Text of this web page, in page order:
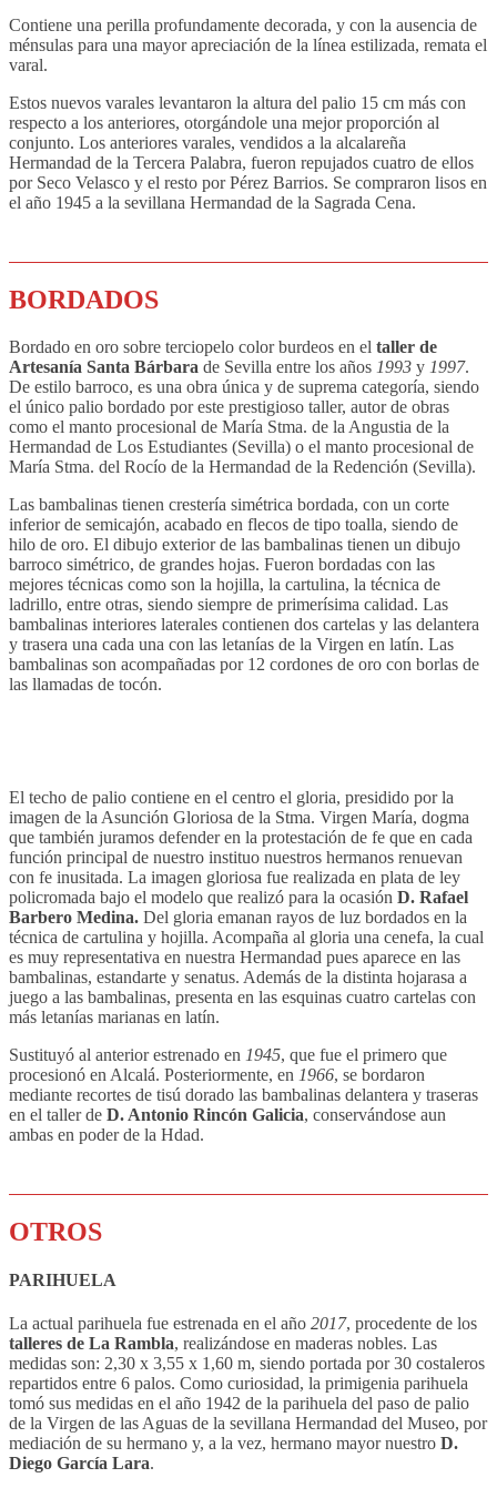
Contiene una perilla profundamente decorada, y con la ausencia de
ménsulas para una mayor apreciación de la línea estilizada, remata el
varal.
Estos nuevos varales levantaron la altura del palio 15 cm más con
respecto a los anteriores, otorgándole una mejor proporción al
conjunto. Los anteriores varales, vendidos a la alcalareña
Hermandad de la Tercera Palabra, fueron repujados cuatro de ellos
por Seco Velasco y el resto por Pérez Barrios. Se compraron lisos en
el año 1945 a la sevillana Hermandad de la Sagrada Cena.
BORDADOS
Bordado en oro sobre terciopelo color burdeos en el taller de
Artesanía Santa Bárbara de Sevilla entre los años 1993 y 1997.
De estilo barroco, es una obra única y de suprema categoría, siendo
el único palio bordado por este prestigioso taller, autor de obras
como el manto procesional de María Stma. de la Angustia de la
Hermandad de Los Estudiantes (Sevilla) o el manto procesional de
María Stma. del Rocío de la Hermandad de la Redención (Sevilla).
Las bambalinas tienen crestería simétrica bordada, con un corte
inferior de semicajón, acabado en flecos de tipo toalla, siendo de
hilo de oro. El dibujo exterior de las bambalinas tienen un dibujo
barroco simétrico, de grandes hojas. Fueron bordadas con las
mejores técnicas como son la hojilla, la cartulina, la técnica de
ladrillo, entre otras, siendo siempre de primerísima calidad. Las
bambalinas interiores laterales contienen dos cartelas y las delantera
y trasera una cada una con las letanías de la Virgen en latín. Las
bambalinas son acompañadas por 12 cordones de oro con borlas de
las llamadas de tocón.
El techo de palio contiene en el centro el gloria, presidido por la
imagen de la Asunción Gloriosa de la Stma. Virgen María, dogma
que también juramos defender en la protestación de fe que en cada
función principal de nuestro instituo nuestros hermanos renuevan
con fe inusitada. La imagen gloriosa fue realizada en plata de ley
policromada bajo el modelo que realizó para la ocasión D. Rafael
Barbero Medina. Del gloria emanan rayos de luz bordados en la
técnica de cartulina y hojilla. Acompaña al gloria una cenefa, la cual
es muy representativa en nuestra Hermandad pues aparece en las
bambalinas, estandarte y senatus. Además de la distinta hojarasa a
juego a las bambalinas, presenta en las esquinas cuatro cartelas con
más letanías marianas en latín.
Sustituyó al anterior estrenado en 1945, que fue el primero que
procesionó en Alcalá. Posteriormente, en 1966, se bordaron
mediante recortes de tisú dorado las bambalinas delantera y traseras
en el taller de D. Antonio Rincón Galicia, conservándose aun
ambas en poder de la Hdad.
OTROS
PARIHUELA
La actual parihuela fue estrenada en el año 2017, procedente de los
talleres de La Rambla, realizándose en maderas nobles. Las
medidas son: 2,30 x 3,55 x 1,60 m, siendo portada por 30 costaleros
repartidos entre 6 palos. Como curiosidad, la primigenia parihuela
tomó sus medidas en el año 1942 de la parihuela del paso de palio
de la Virgen de las Aguas de la sevillana Hermandad del Museo, por
mediación de su hermano y, a la vez, hermano mayor nuestro D.
Diego García Lara.